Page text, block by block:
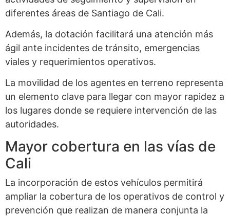
diferentes áreas de Santiago de Cali.
Además, la dotación facilitará una atención más
ágil ante incidentes de tránsito, emergencias
viales y requerimientos operativos.
La movilidad de los agentes en terreno representa
un elemento clave para llegar con mayor rapidez a
los lugares donde se requiere intervención de las
autoridades.
Mayor cobertura en las vías de
Cali
La incorporación de estos vehículos permitirá
ampliar la cobertura de los operativos de control y
prevención que realizan de manera conjunta la